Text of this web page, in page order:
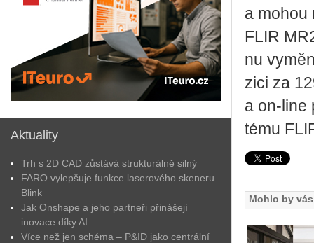
Aktuality
Trh s 2D CAD zůstává strukturálně silný
FARO vylepšuje funkce laserového skeneru
Blink
Jak Onshape a jeho partneři přinášejí
inovace díky AI
Více než jen schéma – P&ID jako centrální
a mohou
FLIR
nu
zi­ci za
a on-line
té­mu
Mohlo by